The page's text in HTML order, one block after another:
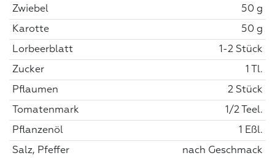
Zwiebel 50 g
Karotte 50 g
Lorbeerblatt 1-2 Stück
Zucker 1 Tl.
Pflaumen 2 Stück
Tomatenmark 1/2 Teel.
Pflanzenöl 1 Eßl.
Salz, Pfeffer nach Geschmack